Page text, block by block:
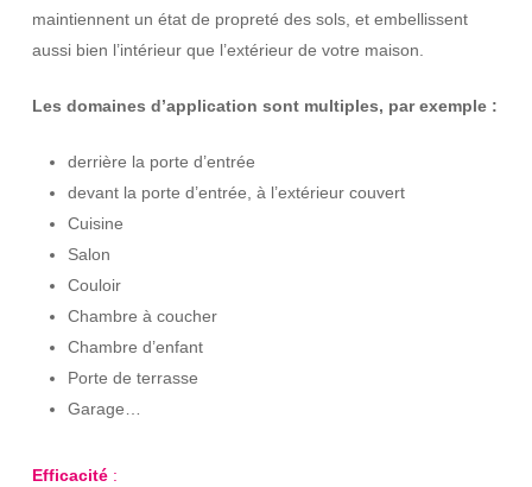
maintiennent un état de propreté des sols, et embellissent
aussi bien l’intérieur que l’extérieur de votre maison.
Les domaines d’application sont multiples, par exemple :
derrière la porte d’entrée
devant la porte d’entrée, à l’extérieur couvert
Cuisine
Salon
Couloir
Chambre à coucher
Chambre d’enfant
Porte de terrasse
Garage…
Efficacité :